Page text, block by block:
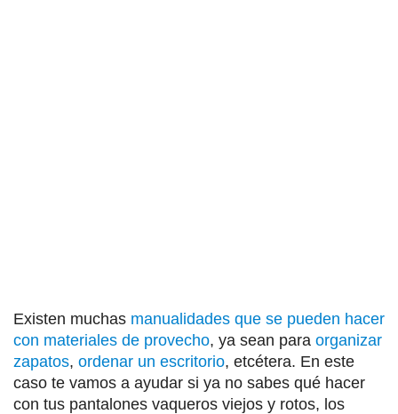
Existen muchas manualidades que se pueden hacer
con materiales de provecho, ya sean para organizar
zapatos, ordenar un escritorio, etcétera. En este
caso te vamos a ayudar si ya no sabes qué hacer
con tus pantalones vaqueros viejos y rotos, los